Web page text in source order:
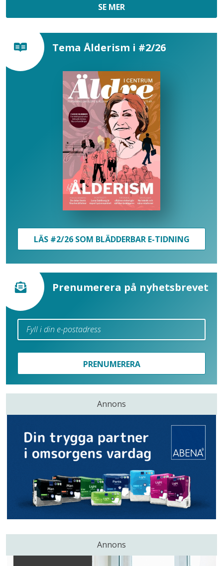
SE MER
Tema Ålderism i #2/26
LÄS #2/26 SOM BLÄDDERBAR E-TIDNING
Prenumerera på nyhetsbrevet
PRENUMERERA
Annons
Annons